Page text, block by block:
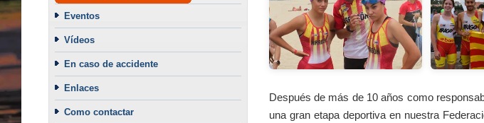
Eventos
Vídeos
En caso de accidente
Enlaces
Como contactar
Después de más de 10 años como
una gran etapa deportiva en nuestra